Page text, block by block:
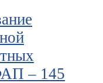
– 145